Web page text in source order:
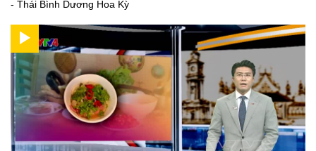
- Thái Bình Dương Hoa Kỳ